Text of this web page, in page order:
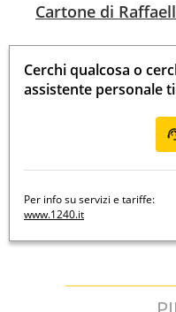
Cartone di
Cerchi qualcosa o
assistente personale
Per info su servizi e tariffe:
www.1240.it